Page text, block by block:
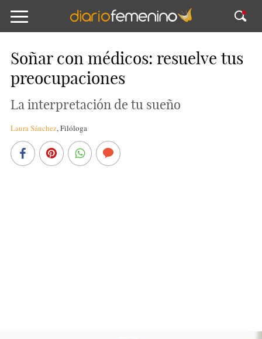
Soñar con médicos: resuelve tus
preocupaciones
La interpretación de tu sueño
Laura Sánchez,Filóloga